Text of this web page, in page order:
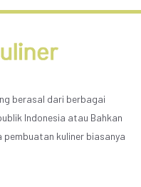
berasal dari berbagai
Indonesia atau Bahkan
pembuatan kuliner biasanya